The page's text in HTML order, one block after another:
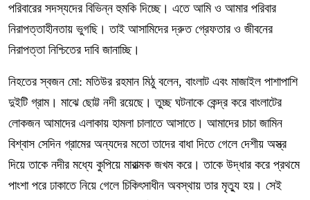
পরিবারের সদস্যদের বিভিন্ন হুমকি দিচ্ছে। এতে আমি ও আমার পরিবার
নিরাপত্তাহীনতায় ভুগছি। তাই আসামিদের দ্রুত গ্রেফতার ও জীবনের
নিরাপত্তা নিশ্চিতের দাবি জানাচ্ছি।
নিহতের স্বজন মো: মতিউর রহমান মিঠু বলেন, বাংলাট এবং মাজাইল পাশাপাশি
দুইটি গ্রাম। মাঝে ছোট্ট নদী রয়েছে। তুচ্ছ ঘটনাকে কেন্দ্র করে বাংলাটের
লোকজন আমাদের এলাকায় হামলা চালাতে আসাতে। আমাদের চাচা জামিন
বিশ্বাস সেদিন গ্রামের অন্যদের মতো তাদের বাধা দিতে গেলে দেশীয় অস্ত্র
দিয়ে তাকে নদীর মধ্যে কুপিয়ে মারাত্মক জখম করে। তাকে উদ্ধার করে প্রথমে
পাংশা পরে ঢাকাতে নিয়ে গেলে চিকিৎসাধীন অবস্থায় তার মৃত্যু হয়। সেই